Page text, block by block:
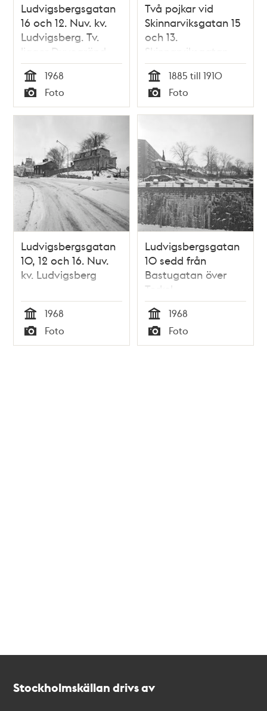
Ludvigsbergsgatan
16 och 12. Nuv. kv.
Ludvigsberg. Tv.
ligger Duvogränd.
Riddarfjärden ses i
fonden
Tid
1968
Typ
Foto
Två pojkar vid
Skinnarviksgatan 15
och 13.
Skinnarviksgatan
västerut från hörnet
av Lundagatan vid
Torkel
Knutssonsgatan.
Ludvigsbergsgatan
10 västerut från
Torkel
Knutssonsgatan
Tid
1885 till 1910
Typ
Foto
Ludvigsbergsgatan
10, 12 och 16. Nuv.
kv. Ludvigsberg
Tid
1968
Typ
Foto
Ludvigsbergsgatan
10 sedd från
Bastugatan över
Torkel
Knutssonsgatan.
Nuv. kv.
Ludvigsberg. T.v.
Ludvigsbergsgatan
Tid
1968
Typ
Foto
Stockholmskällan drivs av